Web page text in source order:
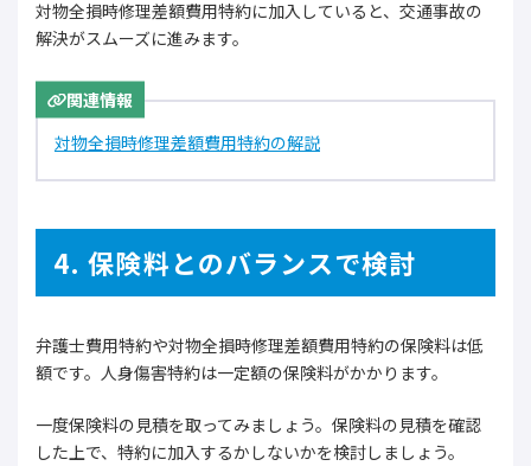
対物全損時修理差額費用特約に加入していると、交通事故の
解決がスムーズに進みます。
関連情報
対物全損時修理差額費用特約の解説
4. 保険料とのバランスで検討
弁護士費用特約や対物全損時修理差額費用特約の保険料は低
額です。人身傷害特約は一定額の保険料がかかります。
一度保険料の見積を取ってみましょう。保険料の見積を確認
した上で、特約に加入するかしないかを検討しましょう。